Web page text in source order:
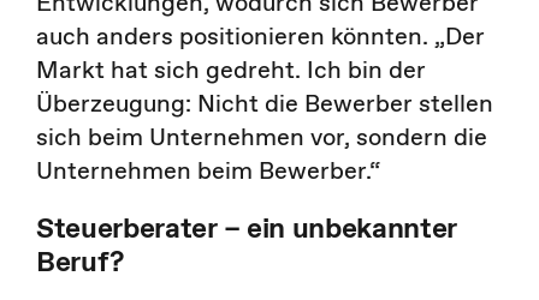
auch anders positionieren könnten. „Der
Markt hat sich gedreht. Ich bin der
Überzeugung: Nicht die Bewerber stellen
sich beim Unternehmen vor, sondern die
Unternehmen beim Bewerber.“
Steuerberater – ein unbekannter
Beruf?